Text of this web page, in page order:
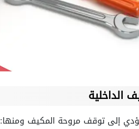
الداخلية
إلى توقف مروحة المكيف ومنها: